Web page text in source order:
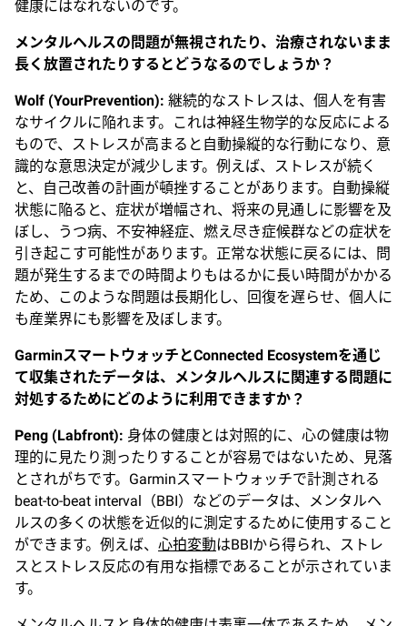
健康にはなれないのです。
メンタルヘルスの問題が無視されたり、治療されないまま
長く放置されたりするとどうなるのでしょうか？
Wolf (YourPrevention): 継続的なストレスは、個人を有害
なサイクルに陥れます。これは神経生物学的な反応による
もので、ストレスが高まると自動操縦的な行動になり、意
識的な意思決定が減少します。例えば、ストレスが続く
と、自己改善の計画が頓挫することがあります。自動操縦
状態に陥ると、症状が増幅され、将来の見通しに影響を及
ぼし、うつ病、不安神経症、燃え尽き症候群などの症状を
引き起こす可能性があります。正常な状態に戻るには、問
題が発生するまでの時間よりもはるかに長い時間がかかる
ため、このような問題は長期化し、回復を遅らせ、個人に
も産業界にも影響を及ぼします。
GarminスマートウォッチとConnected Ecosystemを通じ
て収集されたデータは、メンタルヘルスに関連する問題に
対処するためにどのように利用できますか？
Peng (Labfront): 身体の健康とは対照的に、心の健康は物
理的に見たり測ったりすることが容易ではないため、見落
とされがちです。Garminスマートウォッチで計測される
beat-to-beat interval（BBI）などのデータは、メンタルヘ
ルスの多くの状態を近似的に測定するために使用すること
ができます。例えば、 心拍変動はBBIから得られ、ストレ
スとストレス反応の有用な指標であることが示されていま
す。